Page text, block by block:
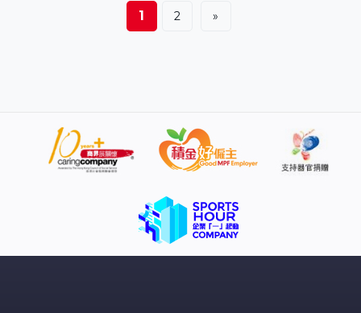
約郵報》報道，德州蒙哥馬利郡的卡尼溪高中（Caney
Creek High School）上周三（3日）傳出強烈惡臭，多名學
惡臭引起嚴重頭痛，需送院治理。在消防和危險響應小組
調查事件後三日，一名學生承認帶了一種名為Hensgaukt
Fart Spray的高濃度「臭屁」噴霧返校。校方懷疑事件中有
律處理這宗惡作劇。 Hensgaukt Fart Sprayor售價約9.99
美元（約78港元），生產商形容為一種「開玩笑」玩具，
「會產生一種像真糞便和假嘔吐物一樣的氣味」。
1 2 »